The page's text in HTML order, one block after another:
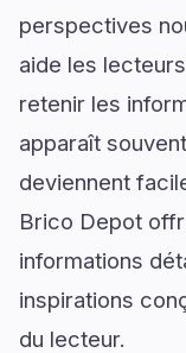
perspectives
aide les
retenir les
apparaît
deviennent
Brico Depot
informations
inspirations
du lecteur.